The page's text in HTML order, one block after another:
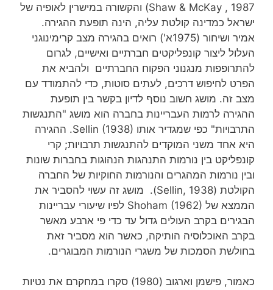
Shaw & McKay , 1987) והקשורה במישרין לאופיה של
ישראל כמדינה קולטת עליה, הינה תופעת ההגירה.
אמיר ושיחור (1975א') רואים בהגירה מצב קרימינוגני
העלול ליצור קונפליקטים חברתיים ואישיים, לגרום
להתרופפות מנגנוני הפקוח החברתיים ולהביא את
הפרט לחיפוש דרכים, לעתים סוטות, כדי להתמודד עם
מצב זה. מושג חשוב נוסף לדיון בקשר בין תופעת
ההגירה לרמות העבריינות בחברה הוא מושג "התנגשות
התרבויות" כפי שמגדיר אותו Sellin (1938). ההגירה
היא אחד משני המוקדים להתנגשות תרבויות; קרי
קונפליקט בין נורמות התנהגות הנהוגות בחברות שונות
ובין נורמות המהגרים והנורמות החוקיות של החברה
הקולטת (Sellin, 1938). מושג זה עשוי להסביר את
הממצא של Shoham (1962) לפיו שיעורי עבריינות
הבגירים בקרב העולים גדול עד כדי פי ארבע מאשר
בקרב האוכלוסיה הותיקה, כאשר הוא מסביר זאת
בחולשת הסמכות של משגרי הנורמות המבוגרים.
כאמור, פישמן וארגוב (1980) סקרו במחקרם את נטיות